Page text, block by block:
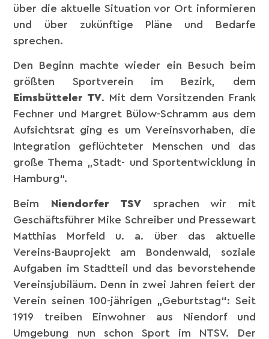
über die aktuelle Situation vor Ort informieren
und über zukünftige Pläne und Bedarfe
sprechen.
Den Beginn machte wieder ein Besuch beim
größten Sportverein im Bezirk, dem
Eimsbütteler TV. Mit dem Vorsitzenden Frank
Fechner und Margret Bülow-Schramm aus dem
Aufsichtsrat ging es um Vereinsvorhaben, die
Integration geflüchteter Menschen und das
große Thema „Stadt- und Sportentwicklung in
Hamburg“.
Beim Niendorfer TSV sprachen wir mit
Geschäftsführer Mike Schreiber und Pressewart
Matthias Morfeld u. a. über das aktuelle
Vereins-Bauprojekt am Bondenwald, soziale
Aufgaben im Stadtteil und das bevorstehende
Vereinsjubiläum. Denn in zwei Jahren feiert der
Verein seinen 100-jährigen „Geburtstag“: Seit
1919 treiben Einwohner aus Niendorf und
Umgebung nun schon Sport im NTSV. Der